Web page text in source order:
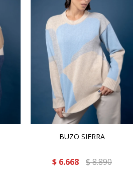
BUZO SIERRA
$ 6.668 $8.890